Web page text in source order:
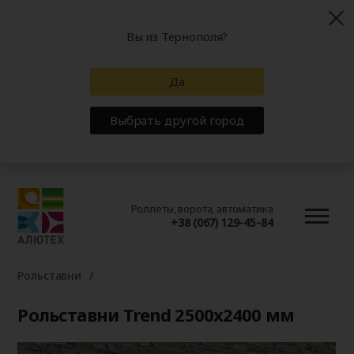
Роллеты, ворота, автоматика
+38 (067) 129-45-84
Рольставни
Рольставни Trend 2500x2400 мм
Вы из Тернополя?
Да
Выбрать другой город